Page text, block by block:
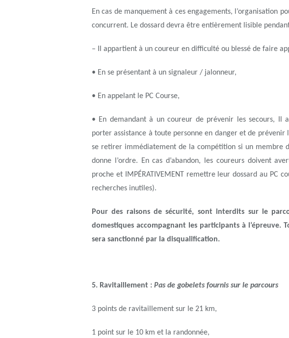
En cas de manquement à ces engagements, l’organisation
concurrent. Le dossard devra être entièrement lisible
– Il appartient à un coureur en difficulté ou blessé de faire
• En se présentant à un signaleur / jalonneur,
• En appelant le PC Course,
• En demandant à un coureur de prévenir les secours, Il
porter assistance à toute personne en danger et de prévenir
se retirer immédiatement de la compétition si un membre
donne l’ordre. En cas d’abandon, les coureurs doivent
proche et IMPÉRATIVEMENT remettre leur dossard au PC
recherches inutiles).
Pour des raisons de sécurité, sont interdits sur le
domestiques accompagnant les participants à l’épreuve.
sera sanctionné par la disqualification.
5. Ravitaillement : Pas de gobelets fournis sur le parcours
3 points de ravitaillement sur le 21 km,
1 point sur le 10 km et la randonnée,